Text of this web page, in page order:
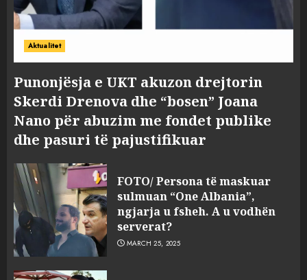
Aktualitet
Punonjësja e UKT akuzon drejtorin
Skerdi Drenova dhe “bosen” Joana
Nano për abuzim me fondet publike
dhe pasuri të pajustifikuar
FOTO/ Persona të maskuar
sulmuan “One Albania”,
ngjarja u fsheh. A u vodhën
serverat?
MARCH 25, 2025